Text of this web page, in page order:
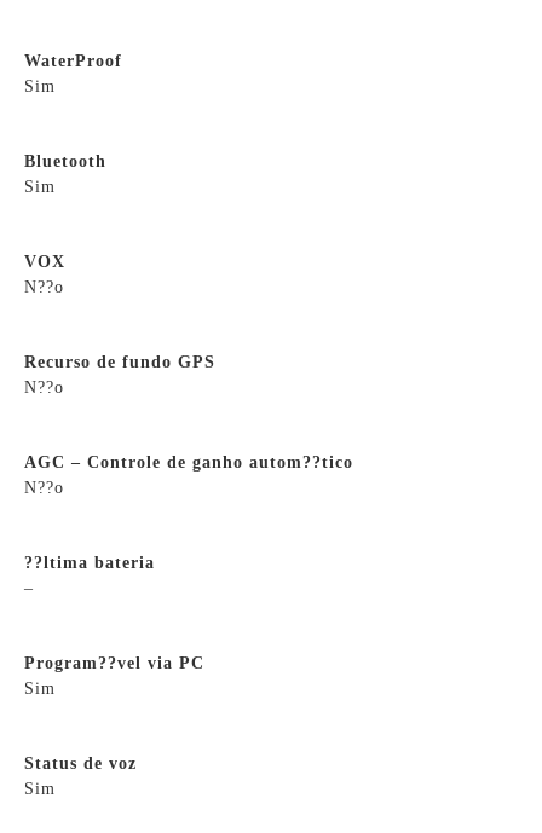
WaterProof
Sim
Bluetooth
Sim
VOX
N??o
Recurso de fundo GPS
N??o
AGC – Controle de ganho autom??tico
N??o
??ltima bateria
–
Program??vel via PC
Sim
Status de voz
Sim